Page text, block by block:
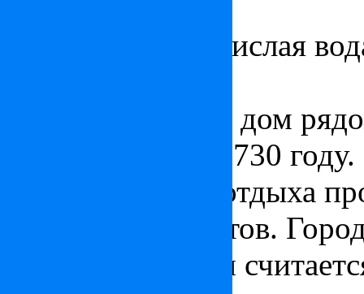
Фюредская углекислая
Первый гостевой дом
был построен в 1730
местом лечения отдыха
художников, поэтов.
аристократизма и